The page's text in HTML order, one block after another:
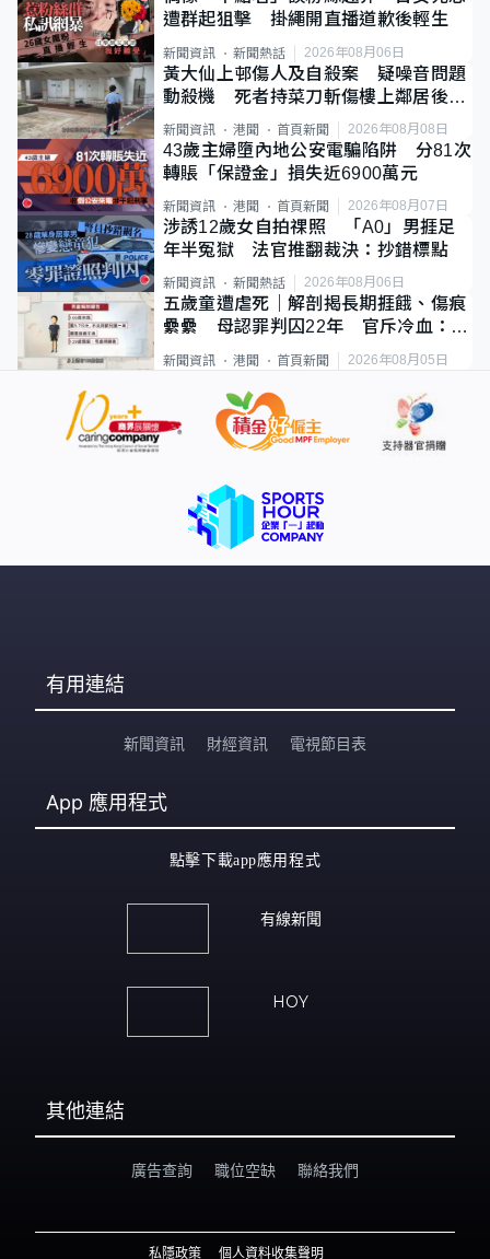
遭群起狙擊 掛繩開直播道歉後輕生
新聞資訊 新聞熱話 2026年08月06日
黃大仙上邨傷人及自殺案 疑噪音問題
動殺機 死者持菜刀斬傷樓上鄰居後墮
斃
新聞資訊 港聞 首頁新聞 2026年08月08日
43歲主婦墮內地公安電騙陷阱 分81次
轉賬「保證金」損失近6900萬元
新聞資訊 港聞 首頁新聞 2026年08月07日
涉誘12歲女自拍祼照 「A0」男捱足
年半冤獄 法官推翻裁決：抄錯標點
新聞資訊 新聞熱話 2026年08月06日
五歲童遭虐死｜解剖揭長期捱餓、傷痕
纍纍 母認罪判囚22年 官斥冷血：同
類案最惡劣
新聞資訊 港聞 首頁新聞 2026年08月05日
有用連結
新聞資訊 財經資訊 電視節目表
App 應用程式
點擊下載app應用程式
有線新聞
HOY
其他連結
廣告查詢 職位空缺 聯絡我們
私隱政策 個人資料收集聲明